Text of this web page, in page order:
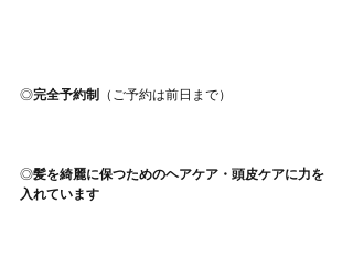
◎完全予約制 （ご予約は前日まで）
◎髪を綺麗に保つためのヘアケア・頭皮ケアに力を
入れています